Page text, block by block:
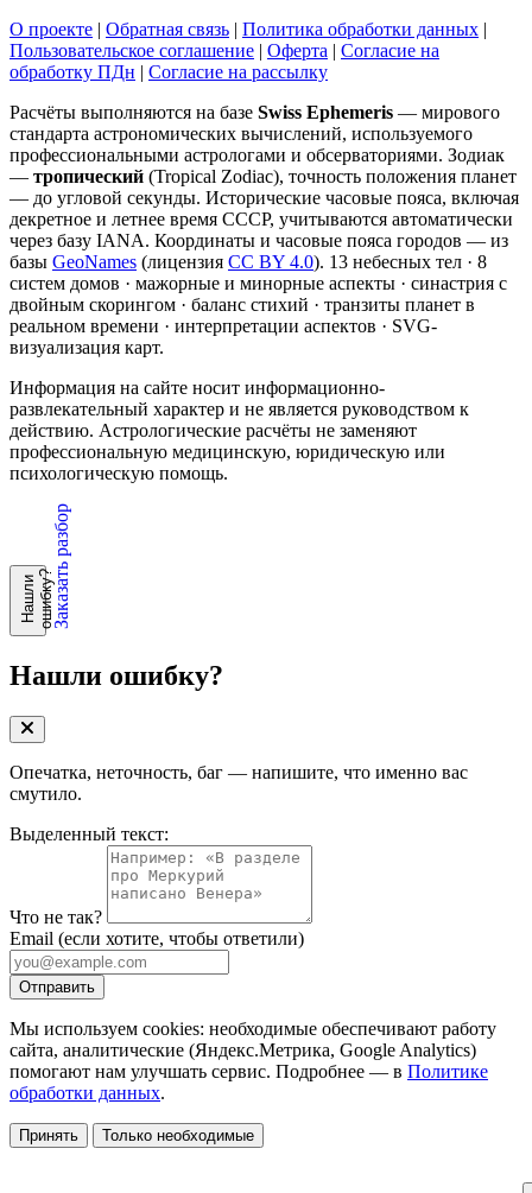
О проекте | Обратная связь | Политика обработки данных |
Пользовательское соглашение | Оферта | Согласие на
обработку ПДн | Согласие на рассылку
Расчёты выполняются на базе Swiss Ephemeris — мирового
стандарта астрономических вычислений, используемого
профессиональными астрологами и обсерваториями. Зодиак
— тропический (Tropical Zodiac), точность положения планет
— до угловой секунды. Исторические часовые пояса, включая
декретное и летнее время СССР, учитываются автоматически
через базу IANA. Координаты и часовые пояса городов — из
базы GeoNames (лицензия CC BY 4.0). 13 небесных тел · 8
систем домов · мажорные и минорные аспекты · синастрия с
двойным скорингом · баланс стихий · транзиты планет в
реальном времени · интерпретации аспектов · SVG-
визуализация карт.
Информация на сайте носит информационно-
развлекательный характер и не является руководством к
действию. Астрологические расчёты не заменяют
профессиональную медицинскую, юридическую или
психологическую помощь.
Н
а
ш
л
и
о
ш
и
б
к
у?Заказать разбор
Нашли ошибку?
Опечатка, неточность, баг — напишите, что именно вас
смутило.
Выделенный текст:
Что не так?
Email (если хотите, чтобы ответили)
Отправить
Мы используем cookies: необходимые обеспечивают работу
сайта, аналитические (Яндекс.Метрика, Google Analytics)
помогают нам улучшать сервис. Подробнее — в Политике
обработки данных.
Принять Только необходимые